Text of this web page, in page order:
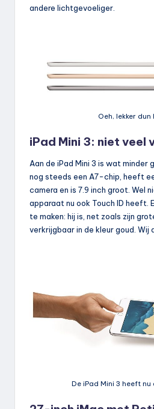
andere lichtgevoeliger.
Oeh, lekker dun
iPad Mini 3: niet veel
Aan de iPad Mini 3 is wat minder
nog steeds een A7-chip, heeft
camera en is 7.9 inch groot. Wel
apparaat nu ook Touch ID heeft.
te maken: hij is, net zoals zijn
verkrijgbaar in de kleur goud. Wij
De iPad Mini 3 heeft nu